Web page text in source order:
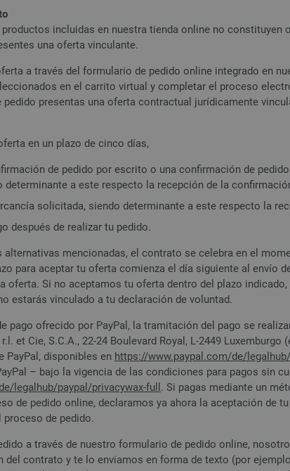
incluidas en nuestra tienda online no constituyen
una oferta vinculante.
a través del formulario de pedido online integrado en
en el carrito virtual y completar el proceso
pedido presentas una oferta contractual jurídicamente
en un plazo de cinco días,
de pedido por escrito o una confirmación de
determinante a este respecto la recepción de la
solicitada, siendo determinante a este respecto la
después de realizar tu pedido.
alternativas mencionadas, el contrato se celebra en el
para aceptar tu oferta comienza el día siguiente al envío
oferta. Si no aceptamos tu oferta dentro del plazo
estarás vinculado a tu declaración de voluntad.
pago ofrecido por PayPal, la tramitación del pago se
et Cie, S.C.A., 22-24 Boulevard Royal, L-2449 Luxemburgo
PayPal, disponibles en https://www.paypal.com/de/legalhub
– bajo la vigencia de las condiciones para pagos sin
/legalhub/paypal /privacywax-full . Si pagas mediante un
de pedido online, declaramos ya ahora la aceptación de
de pedido.
a través de nuestro formulario de pedido online,
del contrato y te lo enviamos en forma de texto (por